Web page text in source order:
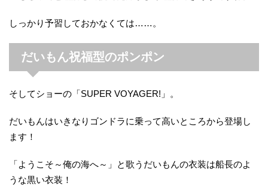
しっかり予習しておかなくては……。
だいもん祝福型のポンポン
そしてショーの「SUPER VOYAGER!」。
だいもんはいきなりゴンドラに乗って高いところから登場し
ます！
「ようこそ～俺の海へ～」と歌うだいもんの衣装は船長のよ
うな黒い衣装！